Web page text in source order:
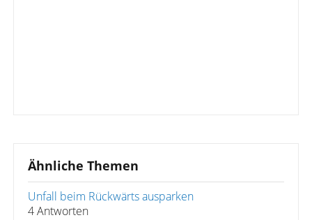
Ähnliche Themen
Unfall beim Rückwärts ausparken
4 Antworten